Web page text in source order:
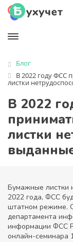
Блог
В 2022 году ФСС
листки
В 2022
листки
Бумажные листки
2022 года, ФСС
штатном режиме.
департамента
информации ФСС
онлайн-семинара